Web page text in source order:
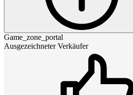
Game_zone_portal
Ausgezeichneter Verkäufer